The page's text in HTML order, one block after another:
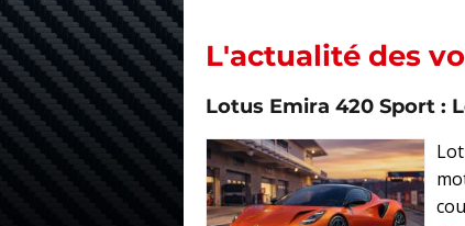
L'actualité des
Lotus Emira 420 Sport :